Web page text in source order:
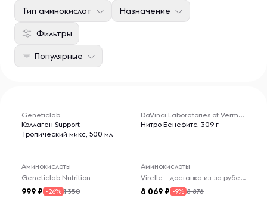
Фильтры
Тип аминокислот Назначение
Популярные
Geneticlab
Коллаген Support
Тропический микс, 500 мл
Аминокислоты
Geneticlab Nutrition
999 -26% 1 350
DaVinci Laboratories of Vermont
Нитро Бенефитс, 309 г
Аминокислоты
Virelle - доставка из-за рубежа
8 069 -9% 8 876